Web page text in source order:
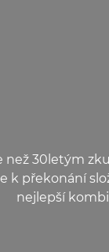
než 30letým
k překonání
nejlepší